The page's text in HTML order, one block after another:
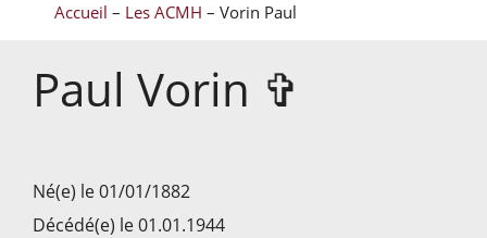
Accueil – Les ACMH – Vorin Paul
Paul Vorin ✞
Né(e) le 01/01/1882
Décédé(e) le 01.01.1944